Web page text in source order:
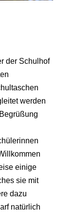
der Schulhof
werden
einige
sie mit
dazu
natürlich